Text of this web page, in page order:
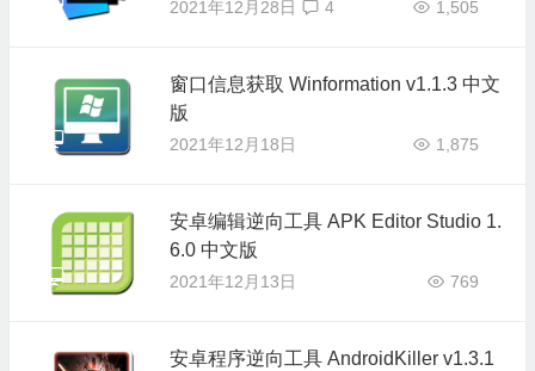
2021年12月28日 1,505
4
窗口信息获取 Winformation v1.1.3 中文
版
2021年12月18日 1,875
安卓编辑逆向工具 APK Editor Studio 1.
6.0 中文版
2021年12月13日 769
安卓程序逆向工具 AndroidKiller v1.3.1